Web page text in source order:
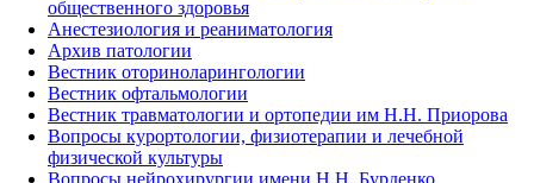
общественного здоровья
Анестезиология и реаниматология
Архив патологии
Вестник оториноларингологии
Вестник офтальмологии
Вестник травматологии и ортопедии им Н.Н. Приорова
Вопросы курортологии, физиотерапии и лечебной
физической культуры
Вопросы нейрохирургии имени Н.Н. Бурденко